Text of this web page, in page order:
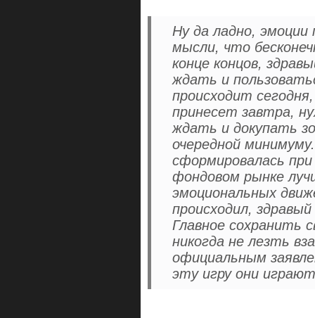
Ну да ладно, эмоции
мысли, что
конце концов,
ждать и
происходит
принесет завтра,
ждать и докупать
очередной
сформировалась
фондовом рынке
эмоциональных
происходил,
Главное сохранить
никогда не лезть
официальным
эту игру они